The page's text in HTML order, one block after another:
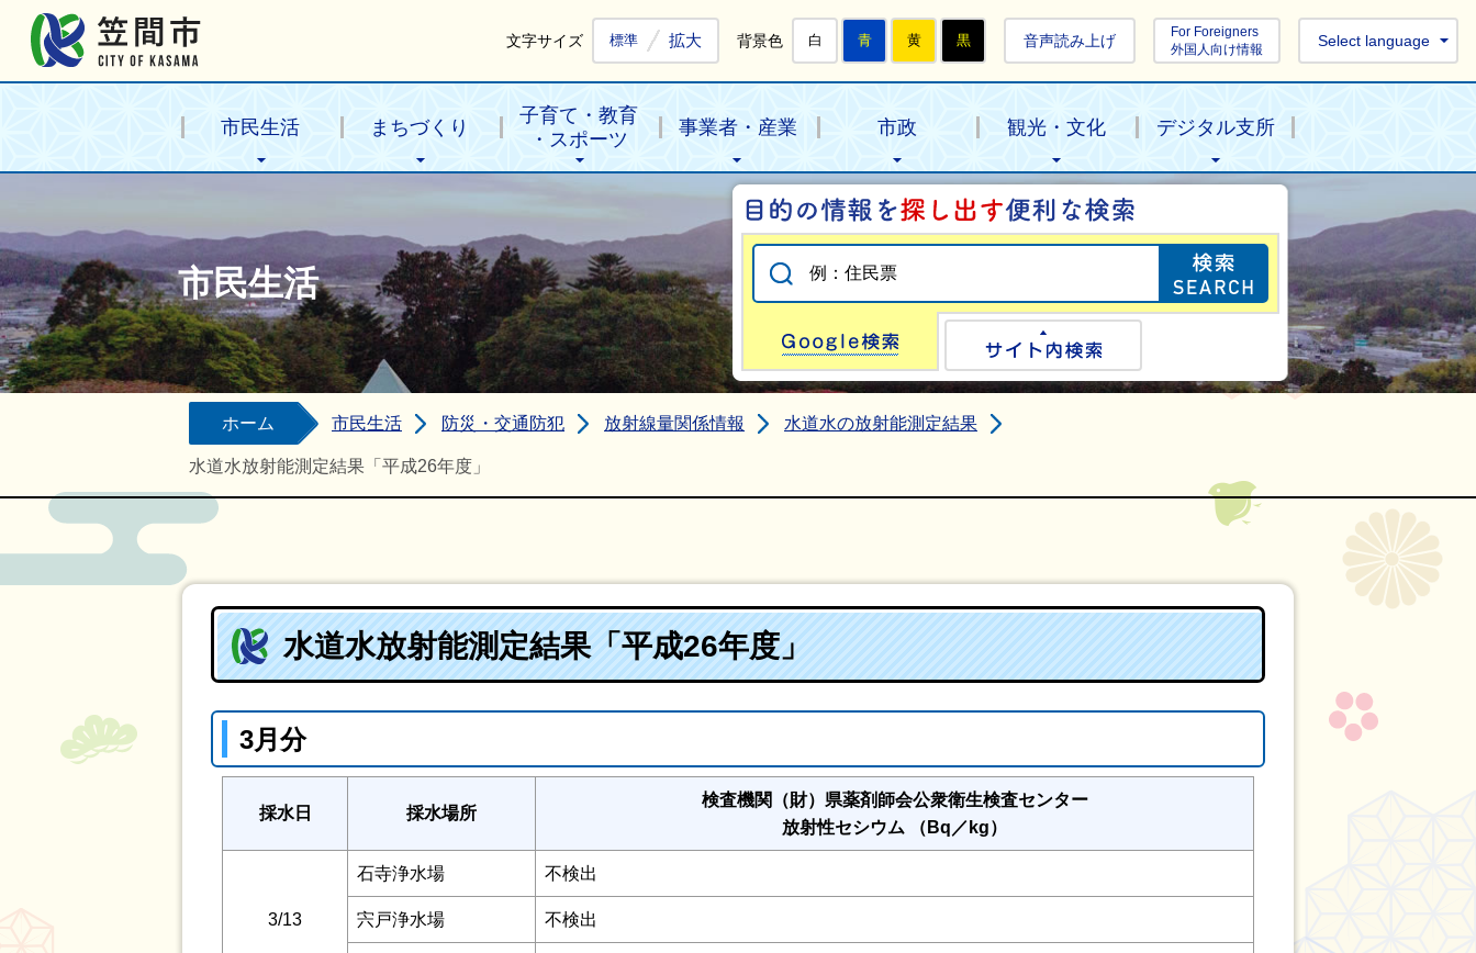
文字サイズ 標準 拡大 背景色 白 青 黄 黒 音声読み上げ
For Foreigners
外国人向け情報
Select language
市民生活 まちづくり
子育て・教育
・スポーツ
事業者・産業 市政 観光・文化 デジタル支所
市民生活
目的の情報を探
Google検索
ホーム 市民生活 防災・交通防犯 放射線量関係情報 水道水の放射能測定結果
水道水放射能測定結果「平成26年度」
水道水放射能測定結果「平成26年度」
3月分
採水日 採水場所
検査機関（財）県薬剤師会公衆衛生検査センター
放射性セシウム （Bq／kg）
3/13
石寺浄水場 不検出
宍戸浄水場 不検出